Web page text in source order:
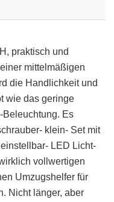
praktisch und
mittelmäßigen
die Handlichkeit und
wie das geringe
Es
klein- Set mit
LED Licht-
vollwertigen
Umzugshelfer für
Nicht länger, aber